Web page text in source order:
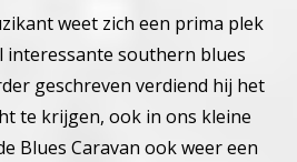
weet zich een prima plek
interessante southern blues
geschreven verdiend hij het
te krijgen, ook in ons kleine
Blues Caravan ook weer een